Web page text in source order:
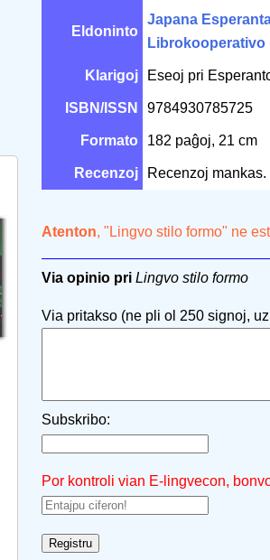
Eldoninto
Japana
Librokooperativo
Klarigoj Eseoj pri
ISBN/ISSN 9784930785725
Formato 182 paĝoj, 21 cm
Recenzoj Recenzoj mankas.
Atenton, "Lingvo stilo formo" ne
Via opinio pri Lingvo stilo formo
Via pritakso (ne pli ol 250 signoj,
Subskribo:
Por kontroli vian E-lingvecon,